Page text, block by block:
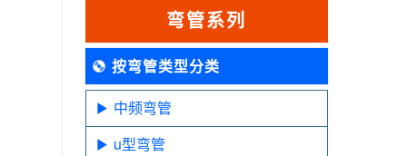
弯管系列
按弯管类型分类
中频弯管
u型弯管